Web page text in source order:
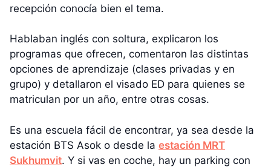
recepción conocía bien el tema.
Hablaban inglés con soltura, explicaron los
programas que ofrecen, comentaron las distintas
opciones de aprendizaje (clases privadas y en
grupo) y detallaron el visado ED para quienes se
matriculan por un año, entre otras cosas.
Es una escuela fácil de encontrar, ya sea desde la
estación BTS Asok o desde la estación MRT
Sukhumvit. Y si vas en coche, hay un parking con